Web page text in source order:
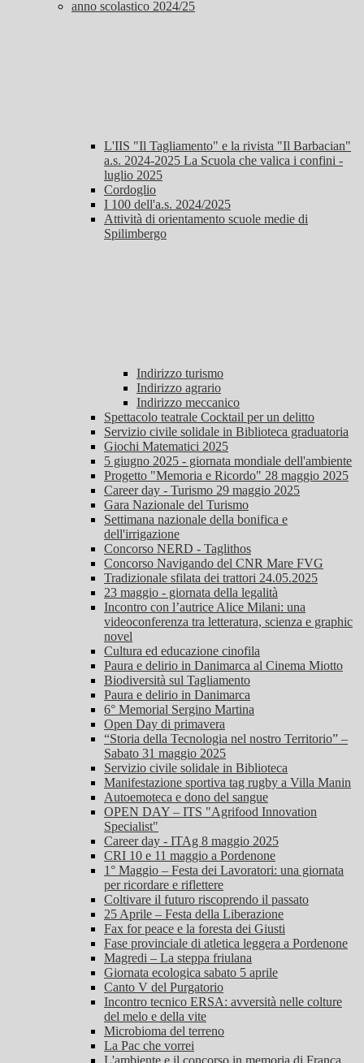
anno scolastico 2024/25
L'IIS "Il Tagliamento" e la rivista "Il Barbacian"
a.s. 2024-2025 La Scuola che valica i confini -
luglio 2025
Cordoglio
I 100 dell'a.s. 2024/2025
Attività di orientamento scuole medie di
Spilimbergo
Indirizzo turismo
Indirizzo agrario
Indirizzo meccanico
Spettacolo teatrale Cocktail per un delitto
Servizio civile solidale in Biblioteca graduatoria
Giochi Matematici 2025
5 giugno 2025 - giornata mondiale dell'ambiente
Progetto "Memoria e Ricordo" 28 maggio 2025
Career day - Turismo 29 maggio 2025
Gara Nazionale del Turismo
Settimana nazionale della bonifica e
dell'irrigazione
Concorso NERD - Taglithos
Concorso Navigando del CNR Mare FVG
Tradizionale sfilata dei trattori 24.05.2025
23 maggio - giornata della legalità
Incontro con l’autrice Alice Milani: una
videoconferenza tra letteratura, scienza e graphic
novel
Cultura ed educazione cinofila
Paura e delirio in Danimarca al Cinema Miotto
Biodiversità sul Tagliamento
Paura e delirio in Danimarca
6° Memorial Sergino Martina
Open Day di primavera
“Storia della Tecnologia nel nostro Territorio” –
Sabato 31 maggio 2025
Servizio civile solidale in Biblioteca
Manifestazione sportiva tag rugby a Villa Manin
Autoemoteca e dono del sangue
OPEN DAY – ITS "Agrifood Innovation
Specialist"
Career day - ITAg 8 maggio 2025
CRI 10 e 11 maggio a Pordenone
1° Maggio – Festa dei Lavoratori: una giornata
per ricordare e riflettere
Coltivare il futuro riscoprendo il passato
25 Aprile – Festa della Liberazione
Fax for peace e la foresta dei Giusti
Fase provinciale di atletica leggera a Pordenone
Magredi – La steppa friulana
Giornata ecologica sabato 5 aprile
Canto V del Purgatorio
Incontro tecnico ERSA: avversità nelle colture
del melo e della vite
Microbioma del terreno
La Pac che vorrei